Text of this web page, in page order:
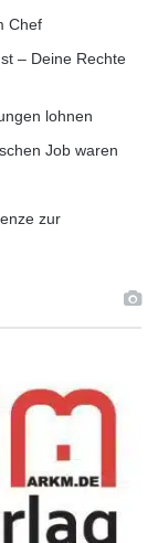
Chef
– Deine Rechte
lohnen
Job waren
zur